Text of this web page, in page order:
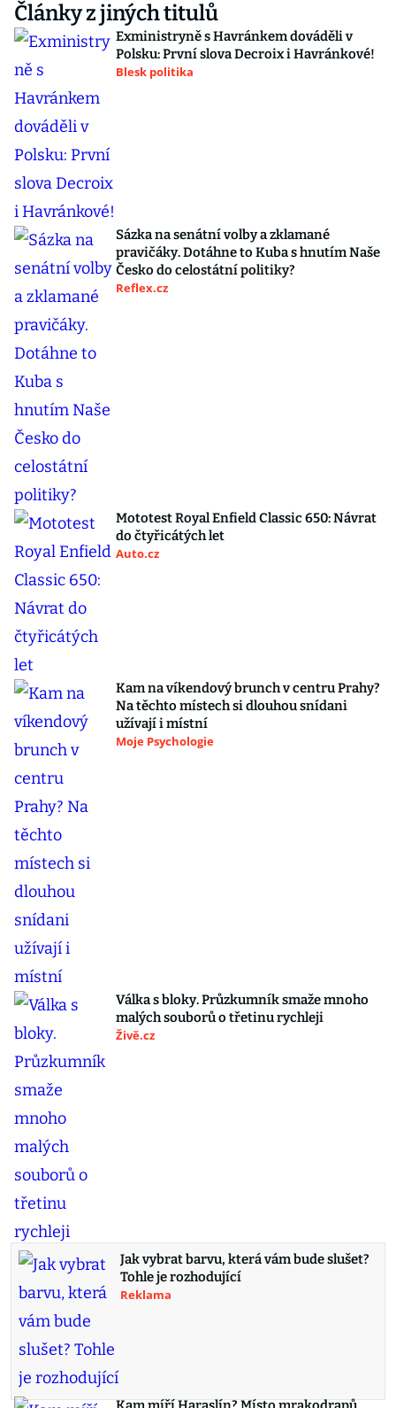
Články z jiných titulů
Exministryně s Havránkem dováděli v
Polsku: První slova Decroix i Havránkové!
Blesk politika
Sázka na senátní volby a zklamané
pravičáky. Dotáhne to Kuba s hnutím Naše
Česko do celostátní politiky?
Reflex.cz
Mototest Royal Enfield Classic 650: Návrat
do čtyřicátých let
Auto.cz
Kam na víkendový brunch v centru Prahy?
Na těchto místech si dlouhou snídani
užívají i místní
Moje Psychologie
Válka s bloky. Průzkumník smaže mnoho
malých souborů o třetinu rychleji
Živě.cz
Jak vybrat barvu, která vám bude slušet?
Tohle je rozhodující
Reklama